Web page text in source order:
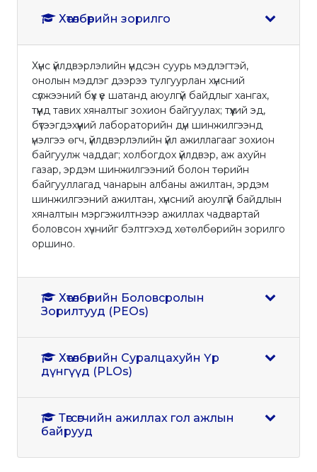
Хөтөлбөрийн зорилго
Хүнс үйлдвэрлэлийн үндсэн суурь мэдлэгтэй,
онолын мэдлэг дээрээ тулгуурлан хүнсний
сүлжээний бүх үе шатанд аюулгүй байдлыг хангах,
түүнд тавих хяналтыг зохион байгуулах; түүхий эд,
бүтээгдэхүүний лабораторийн дүн шинжилгээнд
үнэлгээ өгч, үйлдвэрлэлийн үйл ажиллагааг зохион
байгуулж чаддаг; холбогдох үйлдвэр, аж ахуйн
газар, эрдэм шинжилгээний болон төрийн
байгууллагад чанарын албаны ажилтан, эрдэм
шинжилгээний ажилтан, хүнсний аюулгүй байдлын
хяналтын мэргэжилтнээр ажиллах чадвартай
боловсон хүчнийг бэлтгэхэд хөтөлбөрийн зорилго
оршино.
Зорилтууд (PEOs)
дүнгүүд (PLOs)
байрууд